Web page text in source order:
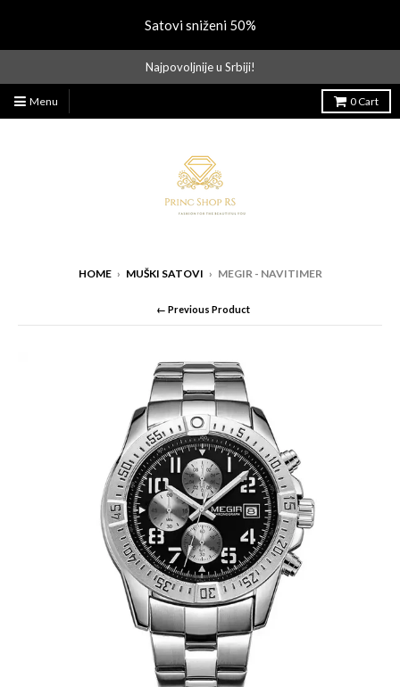
Satovi sniženi 50%
Najpovoljnije u Srbiji!
Menu 0Cart
HOME › MUŠKI SATOVI › MEGIR - NAVITIMER
← Previous Product